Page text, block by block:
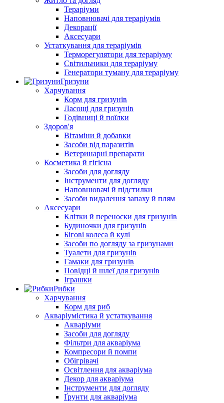
Тераріуми
Наповнювачі для тераріумів
Декорації
Аксесуари
Устаткування для тераріумів
Терморегулятори для тераріуму
Світильники для тераріуму
Генератори туману для тераріуму
Гризуни
Харчування
Корм для гризунів
Ласощі для гризунів
Годівниці й поїлки
Здоров'я
Вітаміни й добавки
Засоби від паразитів
Ветеринарні препарати
Косметика й гігієна
Засоби для догляду
Інструменти для догляду
Наповнювачі й підстилки
Засоби видалення запаху й плям
Аксесуари
Клітки й переноски для гризунів
Будиночки для гризунів
Бігові колеса й кулі
Засоби по догляду за гризунами
Туалети для гризунів
Гамаки для гризунів
Повідці й шлеї для гризунів
Іграшки
Рибки
Харчування
Корм для риб
Акваріумістика й устаткування
Акваріуми
Засоби для догляду
Фільтри для акваріума
Компресори й помпи
Обігрівачі
Освітлення для акваріума
Декор для акваріума
Інструменти для догляду
Ґрунти для акваріума